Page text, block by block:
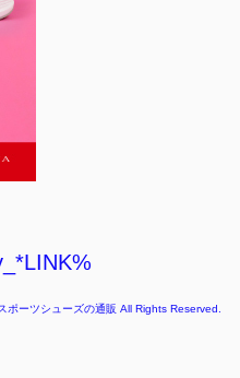
ポーツシューズの通販 All Rights Reserved.